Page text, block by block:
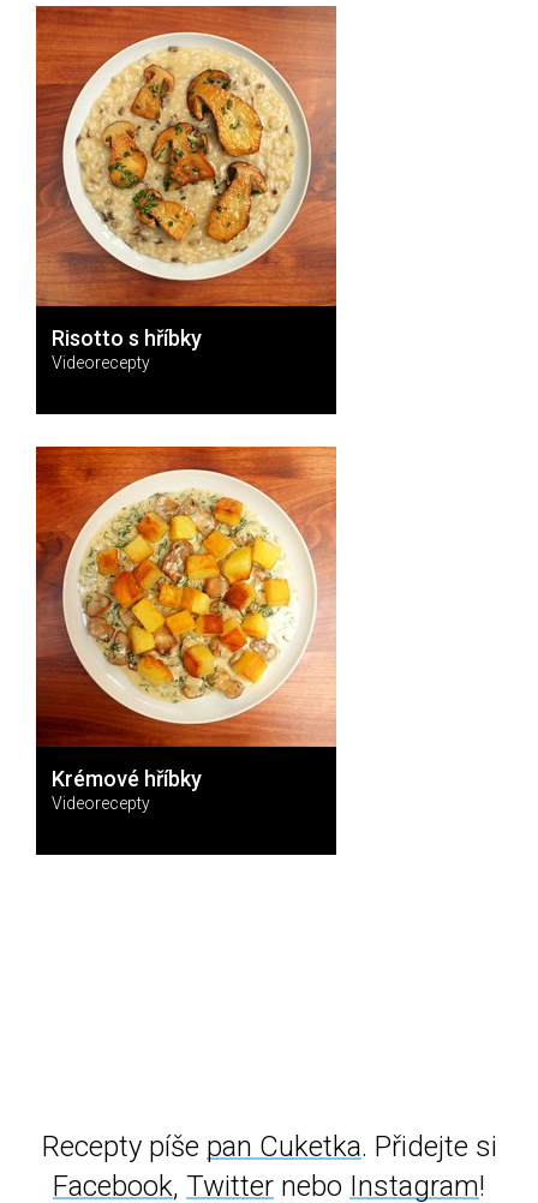
Risotto s hříbky
Videorecepty
Krémové hříbky
Videorecepty
Recepty píše pan Cuketka. Přidejte si
Facebook, Twitter nebo Instagram!